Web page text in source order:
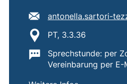
E-Mail Adresse:
antonella.sartori-
Standort:
PT, 3.3.36
Wichtige
Sprechstunde: per
Vereinbarung per E-